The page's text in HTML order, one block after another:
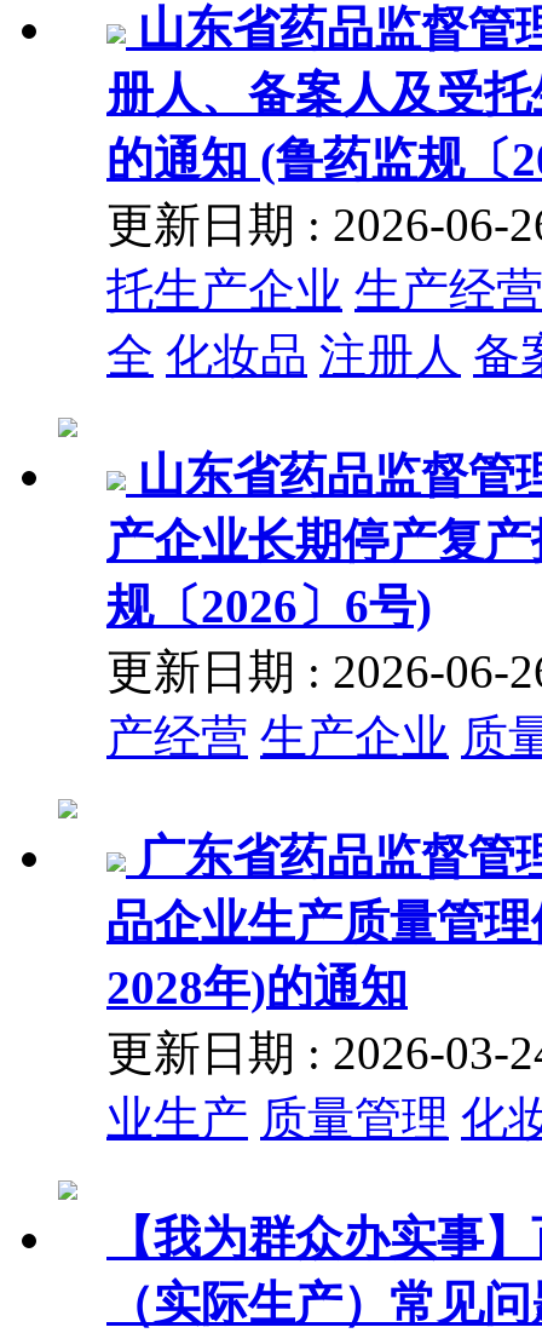
山东省药品监督管
册人、备案人及受
的通知 (鲁药监规〔
更新日期 : 2026-06-
托生产企业 生产经营
全 化妆品 注册人 备
山东省药品监督管
产企业长期停产复
规〔2026〕6号)
更新日期 : 2026-06-
产经营 生产企业 质
广东省药品监督管
品企业生产质量管
2028年)的通知
更新日期 : 2026-03-
业生产 质量管理 化
【我为群众办实事
（实际生产）常见